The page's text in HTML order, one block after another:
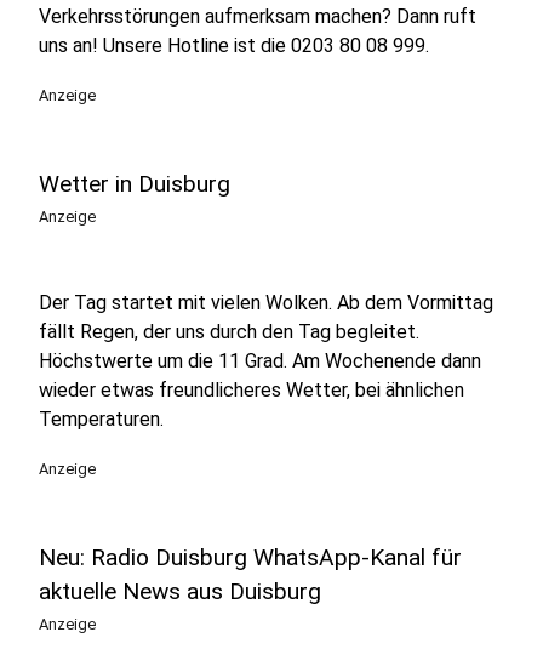
Verkehrsstörungen aufmerksam machen? Dann ruft
uns an! Unsere Hotline ist die 0203 80 08 999.
Anzeige
Wetter in Duisburg
Anzeige
Der Tag startet mit vielen Wolken. Ab dem Vormittag
fällt Regen, der uns durch den Tag begleitet.
Höchstwerte um die 11 Grad. Am Wochenende dann
wieder etwas freundlicheres Wetter, bei ähnlichen
Temperaturen.
Anzeige
Neu: Radio Duisburg WhatsApp-Kanal für
aktuelle News aus Duisburg
Anzeige